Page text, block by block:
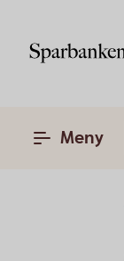
Meny